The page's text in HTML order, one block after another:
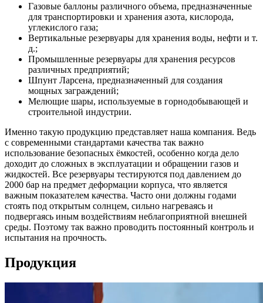
Газовые баллоны различного объема, предназначенные
для транспортировки и хранения азота, кислорода,
углекислого газа;
Вертикальные резервуары для хранения воды, нефти и т.
д.;
Промышленные резервуары для хранения ресурсов
различных предприятий;
Шпунт Ларсена, предназначенный для создания
мощных заграждений;
Мелющие шары, используемые в горнодобывающей и
строительной индустрии.
Именно такую продукцию представляет наша компания. Ведь
с современными стандартами качества так важно
использование безопасных ёмкостей, особенно когда дело
доходит до сложных в эксплуатации и обращении газов и
жидкостей. Все резервуары тестируются под давлением до
2000 бар на предмет деформации корпуса, что является
важным показателем качества. Часто они должны годами
стоять под открытым солнцем, сильно нагреваясь и
подвергаясь иным воздействиям неблагоприятной внешней
среды. Поэтому так важно проводить постоянный контроль и
испытания на прочность.
Продукция